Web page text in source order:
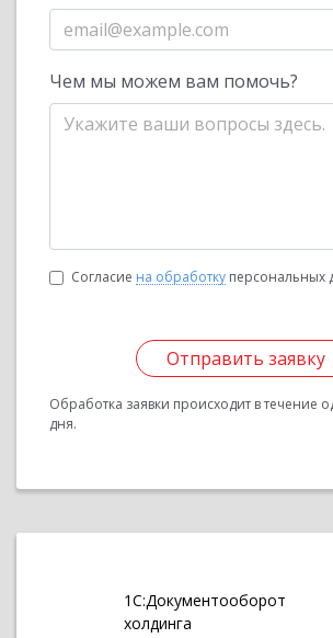
Чем мы можем вам помочь?
Согласие на обработку персональных
Отправить заявку
Обработка заявки происходит в течение
дня.
1С:Документооборот
холдинга